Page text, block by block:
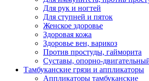
Для рук и ногтей
Для ступней и пяток
Женское здоровье
Здоровая кожа
Здоровье вен, варикоз
Против простуды, гайморита
Суставы, опорно-
Тамбуканские грязи и аппликаторы
Аппликаторы тамбуканские